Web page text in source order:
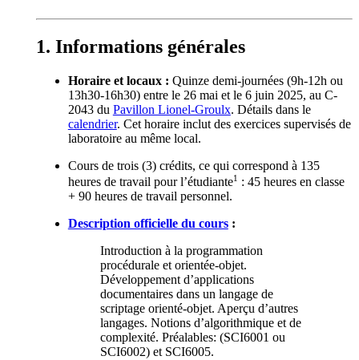
Informations générales
Horaire et locaux : Quinze demi-journées (9h-12h ou
13h30-16h30) entre le 26 mai et le 6 juin 2025, au C-
2043 du Pavillon Lionel-Groulx. Détails dans le
calendrier. Cet horaire inclut des exercices supervisés de
laboratoire au même local.
Cours de trois (3) crédits, ce qui correspond à 135
heures de travail pour l’étudiante1 : 45 heures en classe
+ 90 heures de travail personnel.
Description officielle du cours:
Introduction à la programmation
procédurale et orientée-objet.
Développement d’applications
documentaires dans un langage de
scriptage orienté-objet. Aperçu d’autres
langages. Notions d’algorithmique et de
complexité. Préalables: (SCI6001 ou
SCI6002) et SCI6005.